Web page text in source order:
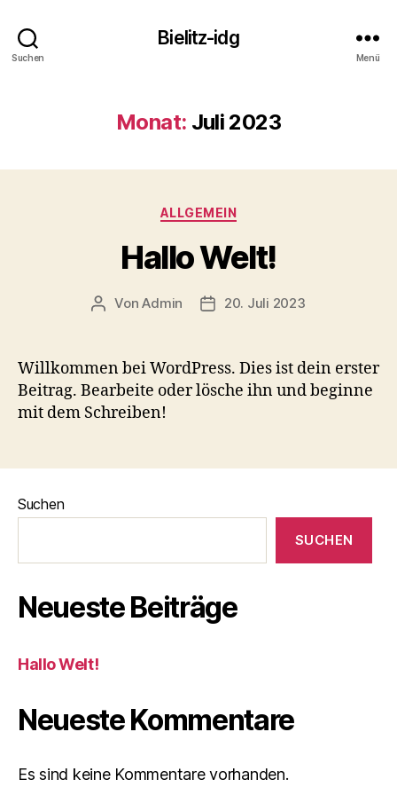
Suchen
Bielitz-idg
Menü
Monat: Juli 2023
Kategorien
ALLGEMEIN
Hallo Welt!
Beitragsautor
VonAdmin Beitragsdatum
20. Juli 2023
Willkommen bei WordPress. Dies ist dein erster
Beitrag. Bearbeite oder lösche ihn und beginne
mit dem Schreiben!
Suchen
SUCHEN
Neueste Beiträge
Hallo Welt!
Neueste Kommentare
Es sind keine Kommentare vorhanden.